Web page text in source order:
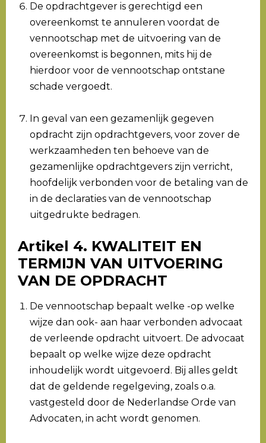
De opdrachtgever is gerechtigd een
overeenkomst te annuleren voordat de
vennootschap met de uitvoering van de
overeenkomst is begonnen, mits hij de
hierdoor voor de vennootschap ontstane
schade vergoedt.
In geval van een gezamenlijk gegeven
opdracht zijn opdrachtgevers, voor zover de
werkzaamheden ten behoeve van de
gezamenlijke opdrachtgevers zijn verricht,
hoofdelijk verbonden voor de betaling van de
in de declaraties van de vennootschap
uitgedrukte bedragen.
Artikel 4. KWALITEIT EN
TERMIJN VAN UITVOERING
VAN DE OPDRACHT
De vennootschap bepaalt welke -op welke
wijze dan ook- aan haar verbonden advocaat
de verleende opdracht uitvoert. De advocaat
bepaalt op welke wijze deze opdracht
inhoudelijk wordt uitgevoerd. Bij alles geldt
dat de geldende regelgeving, zoals o.a.
vastgesteld door de Nederlandse Orde van
Advocaten, in acht wordt genomen.